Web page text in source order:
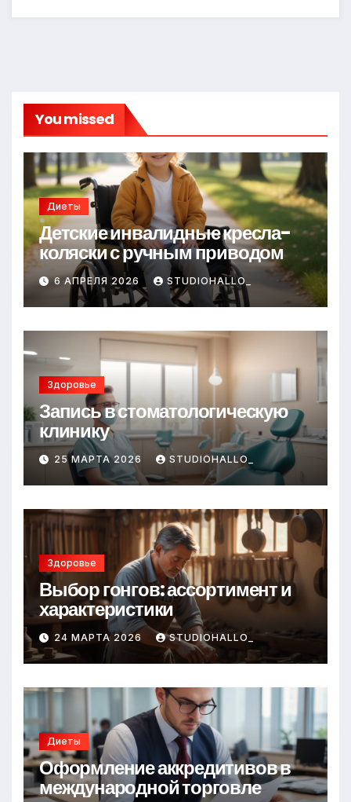
You missed
Диеты
Детские инвалидные кресла-
коляски с ручным приводом
6 АПРЕЛЯ 2026 STUDIOHALLO_
Здоровье
Запись в стоматологическую
клинику
25 МАРТА 2026 STUDIOHALLO_
Здоровье
Выбор гонгов: ассортимент и
характеристики
24 МАРТА 2026 STUDIOHALLO_
Диеты
Оформление аккредитивов в
международной торговле